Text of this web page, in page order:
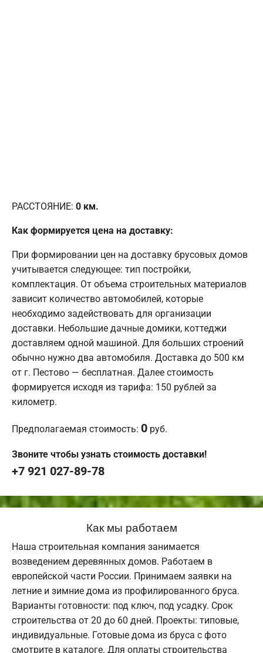
РАССТОЯНИЕ: 0 км.
Как формируется цена на доставку:
При формировании цен на доставку брусовых домов
учитывается следующее: тип постройки,
комплектация. От объема строительных материалов
зависит количество автомобилей, которые
необходимо задействовать для организации
доставки. Небольшие дачные домики, коттеджи
доставляем одной машиной. Для больших строений
обычно нужно два автомобиля. Доставка до 500 км
от г. Пестово — бесплатная. Далее стоимость
формируется исходя из тарифа: 150 рублей за
километр.
Предполагаемая стоимость: 0 руб.
Звоните чтобы узнать стоимость доставки!
+7 921 027-89-78
Как мы работаем
Наша строительная компания занимается
возведением деревянных домов. Работаем в
европейской части России. Принимаем заявки на
летние и зимние дома из профилированного бруса.
Варианты готовности: под ключ, под усадку. Срок
строительства от 20 до 60 дней. Проекты: типовые,
индивидуальные. Готовые дома из бруса с фото
смотрите в каталоге. Для оплаты строительства